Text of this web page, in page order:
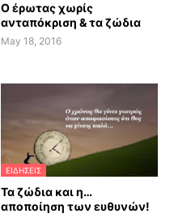
Ο έρωτας χωρίς
ανταπόκριση & τα ζώδια
May 18, 2016
ΕΙΔΗΣΕΙΣ
Τα ζώδια και η…
αποποίηση των ευθυνών!